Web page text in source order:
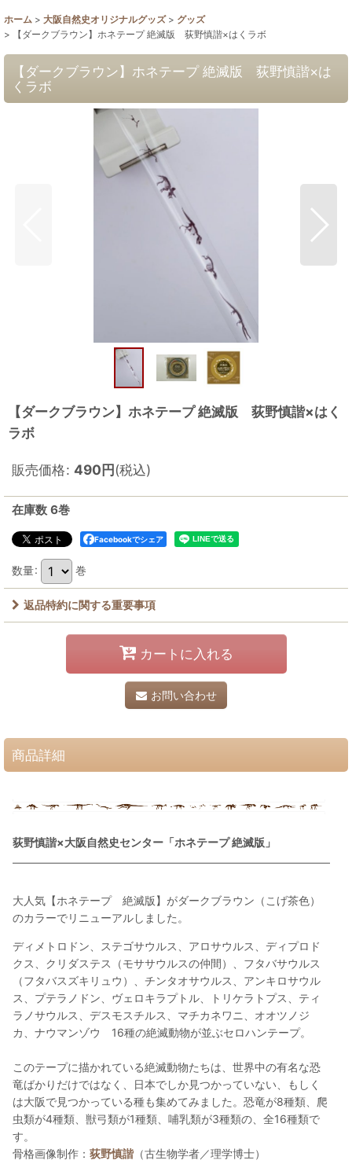
ホーム > 大阪自然史オリジナルグッズ > グッズ
>
【ダークブラウン】ホネテープ 絶滅版 荻野慎諧×はくラボ
【ダークブラウン】ホネテープ 絶滅版 荻野慎諧×は
くラボ
【ダークブラウン】ホネテープ 絶滅版 荻野慎諧×はく
ラボ
販売価格: 490円(税込)
在庫数 6巻
Facebookでシェア
数量: 巻
返品特約に関する重要事項
カートに入れる
お問い合わせ
商品詳細
荻野慎諧×大阪自然史センター「ホネテープ 絶滅版」
大人気【ホネテープ 絶滅版】がダークブラウン（ こげ茶色）
のカラーでリニューアルしました。
ディメトロドン、ステゴサウルス、アロサウルス、ディプロド
クス、クリダステス（モササウルスの仲間）、フタバサウルス
（フタバスズキリュウ）、チンタオサウルス、アンキロサウル
ス、プテラノドン、ヴェロキラプトル、トリケラトプス、ティ
ラノサウルス、デスモスチルス、マチカネワニ、オオツノジ
カ、ナウマンゾウ 16種の絶滅動物が並ぶセロハンテープ。
このテープに描かれている絶滅動物たちは、世界中の有名な恐
竜ばかりだけではなく、日本でしか見つかっていない、もしく
は大阪で見つかっている種も集めてみました。恐竜が8種類、爬
虫類が4種類、獣弓類が1種類、哺乳類が3種類の、全16種類で
す。
骨格画像制作： 荻野慎諧（古生物学者／理学博士）